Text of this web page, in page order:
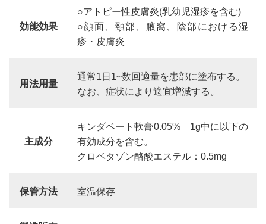
効能効果
○アトピー性皮膚炎(乳幼児湿疹を含む)
○顔面、頸部、腋窩、陰部における湿
疹・皮膚炎
用法用量
通常1日1~数回適量を患部に塗布する。
なお、症状により適宜増減する。
主成分
キンダベート軟膏0.05% 1g中に以下の
有効成分を含む。
クロベタゾン酪酸エステル：0.5mg
保管方法 室温保存